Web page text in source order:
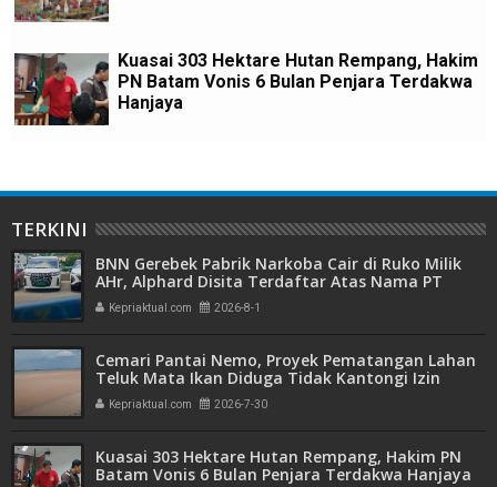
Kuasai 303 Hektare Hutan Rempang, Hakim
PN Batam Vonis 6 Bulan Penjara Terdakwa
Hanjaya
TERKINI
BNN Gerebek Pabrik Narkoba Cair di Ruko Milik
AHr, Alphard Disita Terdaftar Atas Nama PT
Mitra Usaha Properti
Kepriaktual.com 2026-8-1
Cemari Pantai Nemo, Proyek Pematangan Lahan
Teluk Mata Ikan Diduga Tidak Kantongi Izin
Amdal
Kepriaktual.com 2026-7-30
Kuasai 303 Hektare Hutan Rempang, Hakim PN
Batam Vonis 6 Bulan Penjara Terdakwa Hanjaya